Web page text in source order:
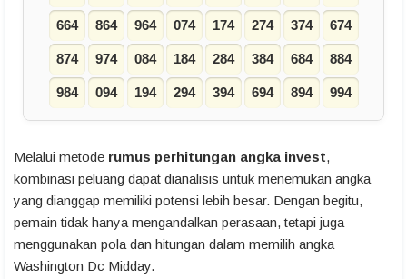
664 864 964 074 174 274 374 674
874 974 084 184 284 384 684 884
984 094 194 294 394 694 894 994
Melalui metode rumus perhitungan angka invest,
kombinasi peluang dapat dianalisis untuk menemukan angka
yang dianggap memiliki potensi lebih besar. Dengan begitu,
pemain tidak hanya mengandalkan perasaan, tetapi juga
menggunakan pola dan hitungan dalam memilih angka
Washington Dc Midday.